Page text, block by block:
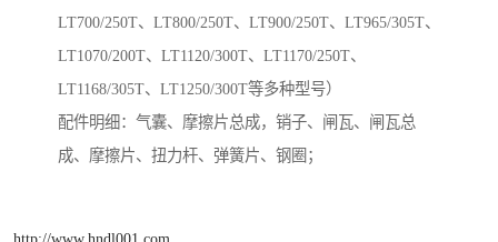
LT700/250T、LT800/250T、LT900/250T、LT965/305T、
LT1070/200T、LT1120/300T、LT1170/250T、
LT1168/305T、LT1250/300T等多种型号）
配件明细：气囊、摩擦片总成，销子、闸瓦、闸瓦总
成、摩擦片、扭力杆、弹簧片、钢圈；
http://www.hndl001.com